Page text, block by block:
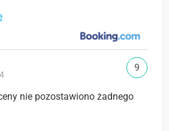
nie pozostawiono żadnego
9